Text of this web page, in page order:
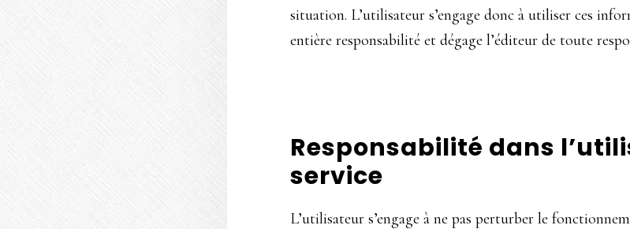
situation. L’utilisateur s’engage donc à utiliser ces
entière responsabilité et dégage l’éditeur de toute
Responsabilité dans
service
L’utilisateur s’engage à ne pas perturber le